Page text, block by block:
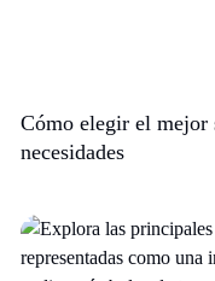
Cómo elegir el mejor
necesidades